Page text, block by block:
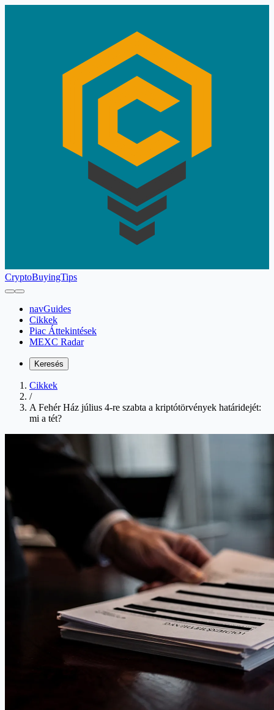
CryptoBuyingTips
navGuides
Cikkek
Piac Áttekintések
MEXC Radar
Keresés
Cikkek
/
A Fehér Ház július 4-re szabta a kriptótörvények határidejét:
mi a tét?